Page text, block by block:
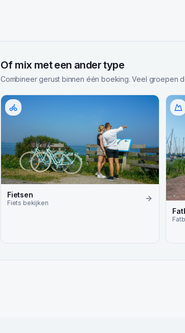
Of mix met een ander type
Combineer gerust binnen één boeking. Veel groepen
Fietsen
Fiets bekijken